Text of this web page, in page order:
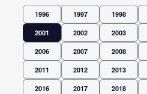
1996 1997 1998
2001 2002 2003
2006 2007 2008
2011 2012 2013
2016 2017 2018